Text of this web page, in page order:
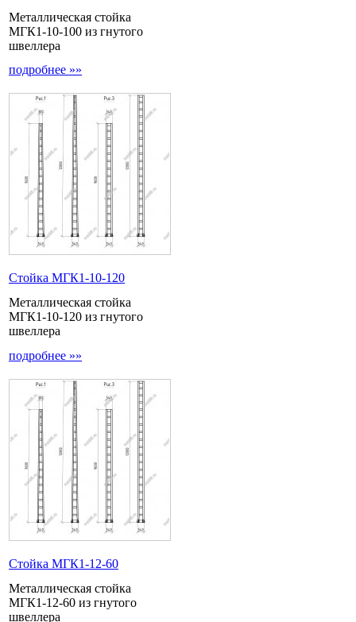
Металлическая стойка
МГК1-10-100 из гнутого
швеллера
подробнее »»
Стойка МГК1-10-120
Металлическая стойка
МГК1-10-120 из гнутого
швеллера
подробнее »»
Стойка МГК1-12-60
Металлическая стойка
МГК1-12-60 из гнутого
швеллера